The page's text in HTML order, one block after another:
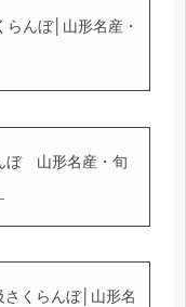
らんぼ│山形名産・
ぼ 山形名産・旬
さくらんぼ│山形名